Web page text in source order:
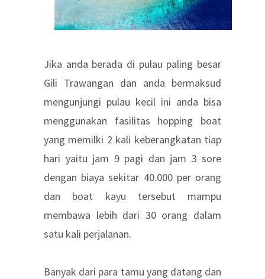
Jika anda berada di pulau paling besar
Gili Trawangan dan anda bermaksud
mengunjungi pulau kecil ini anda bisa
menggunakan fasilitas hopping boat
yang memilki 2 kali keberangkatan tiap
hari yaitu jam 9 pagi dan jam 3 sore
dengan biaya sekitar 40.000 per orang
dan boat kayu tersebut mampu
membawa lebih dari 30 orang dalam
satu kali perjalanan.
Banyak dari para tamu yang datang dan